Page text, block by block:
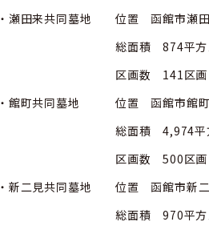
・瀬田来共同墓地 位置 函館市瀬田
総面積 874平方メ
区画数 141区画
・館町共同墓地 位置 函館市館町
総面積 4,974平方メ
区画数 500区画
・新二見共同墓地 位置 函館市新二
総面積 970平方メ